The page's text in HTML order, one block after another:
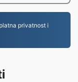
privatnost i